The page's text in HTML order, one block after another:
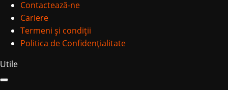
Contactează-ne
Cariere
Termeni și condiții
Politica de Confidențialitate
Utile